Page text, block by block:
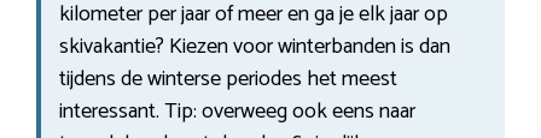
kilometer per jaar of meer en ga je elk jaar op
skivakantie? Kiezen voor winterbanden is dan
tijdens de winterse periodes het meest
interessant. Tip: overweeg ook eens naar